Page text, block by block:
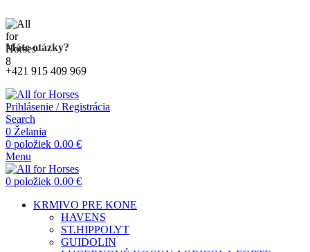
Máte otázky?
+421 915 409 969
Prihlásenie / Registrácia
Search
0 Želania
0 položiek 0.00 €
Menu
0 položiek 0.00 €
KRMIVO PRE KONE
HAVENS
ST.HIPPOLYT
GUIDOLIN